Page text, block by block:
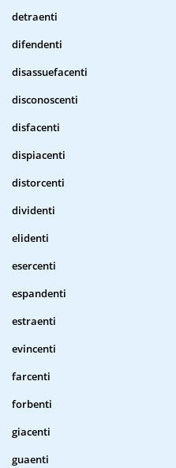
detraenti
difendenti
disassuefacenti
disconoscenti
disfacenti
dispiacenti
distorcenti
dividenti
elidenti
esercenti
espandenti
estraenti
evincenti
farcenti
forbenti
giacenti
guaenti